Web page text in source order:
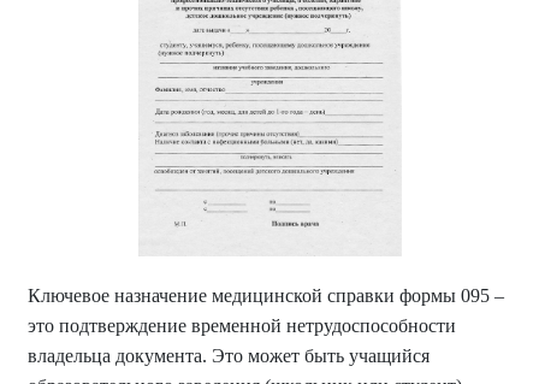
Ключевое назначение медицинской справки формы 095 –
это подтверждение временной нетрудоспособности
владельца документа. Это может быть учащийся